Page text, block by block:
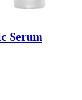
Serum